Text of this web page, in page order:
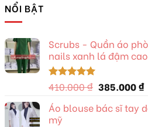
NỔI BẬT
Scrubs - Quần áo
nails xanh lá đậm
Được xếp
5 sao
410.000₫ Giá
là:
385.000₫
Áo blouse bác sĩ tay
mỹ